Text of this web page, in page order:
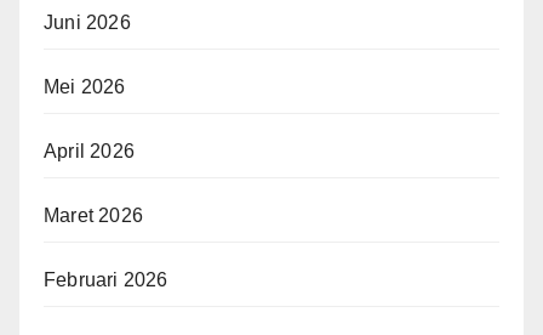
Juni 2026
Mei 2026
April 2026
Maret 2026
Februari 2026